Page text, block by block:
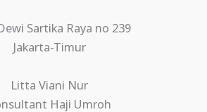
Sartika Raya no 239
Jakarta-Timur
Litta Viani Nur
Haji Umroh